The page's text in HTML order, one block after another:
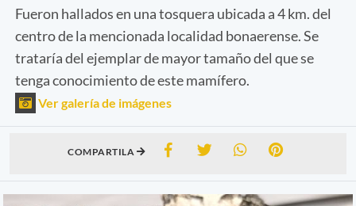
Fueron hallados en una tosquera ubicada a 4 km. del
centro de la mencionada localidad bonaerense. Se
trataría del ejemplar de mayor tamaño del que se
tenga conocimiento de este mamífero.
Ver galería de imágenes
COMPARTILA